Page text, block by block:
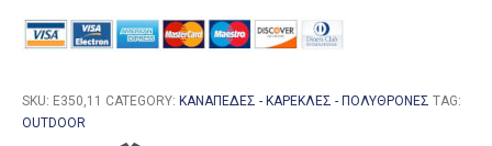
SKU: Ε350,11 CATEGORY: ΚΑΝΑΠΈΔΕΣ - ΚΑΡΈΚΛΕΣ - ΠΟΛΥΘΡΌΝΕΣ TAG:
OUTDOOR